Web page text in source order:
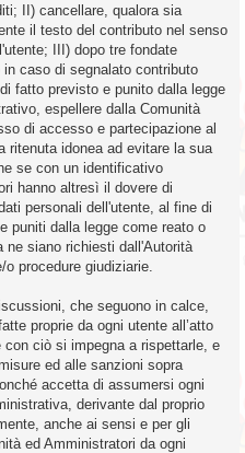
II) cancellare, qualora sia
il testo del contributo nel senso
III) dopo tre fondate
caso di segnalato contributo
fatto previsto e punito dalla legge
espellere dalla Comunità
di accesso e partecipazione al
ritenuta idonea ad evitare la sua
se con un identificativo
hanno altresì il dovere di
personali dell'utente, al fine di
puniti dalla legge come reato o
ne siano richiesti dall'Autorità
procedure giudiziarie.
che seguono in calce,
proprie da ogni utente all’atto
con ciò si impegna a rispettarle, e
ed alle sanzioni sopra
accetta di assumersi ogni
derivante dal proprio
anche ai sensi e per gli
ed Amministratori da ogni